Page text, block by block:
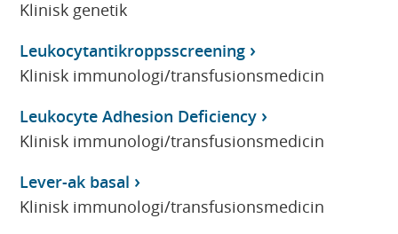
Klinisk genetik
Leukocytantikroppsscreening
Klinisk immunologi/transfusionsmedicin
Leukocyte Adhesion Deficiency
Klinisk immunologi/transfusionsmedicin
Lever-ak basal
Klinisk immunologi/transfusionsmedicin